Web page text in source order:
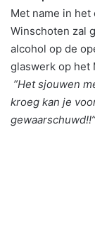
Met name in
Winschoten zal
alcohol op de
glaswerk op het
”Het sjouwen
kroeg kan je
gewaarschuwd!!”